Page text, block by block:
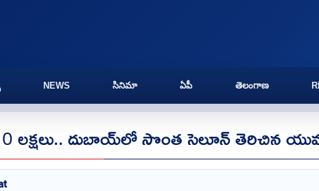
NEWS సినిమా ఏపీ తెలంగాణ
లక్షలు.. దుబాయ్‌లో సొంత సెలూన్‌ తెరిచిన